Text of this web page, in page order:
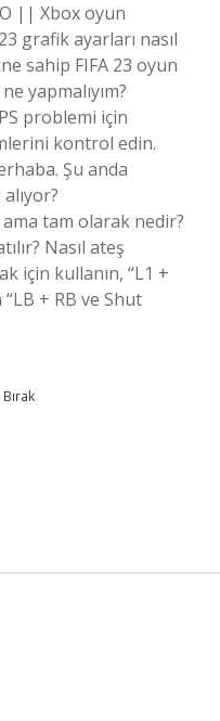
|| Xbox oyun
grafik ayarları nasıl
sahip FIFA 23 oyun
yapmalıyım?
problemi için
kontrol edin.
Şu anda
tam olarak nedir?
Nasıl ateş
için kullanın, “L1 +
+ RB ve Shut